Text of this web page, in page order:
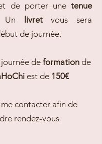
de porter unetenue
Un livretvous sera
de journée.
de formationde
est de 150€
contacter afin de
rendez-vous